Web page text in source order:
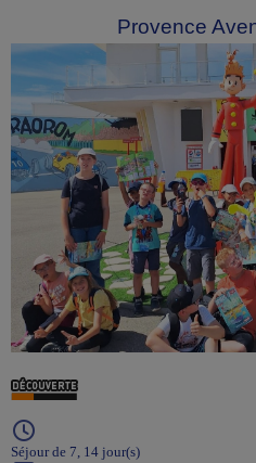
Provence
Séjour de 7, 14 jour(s)